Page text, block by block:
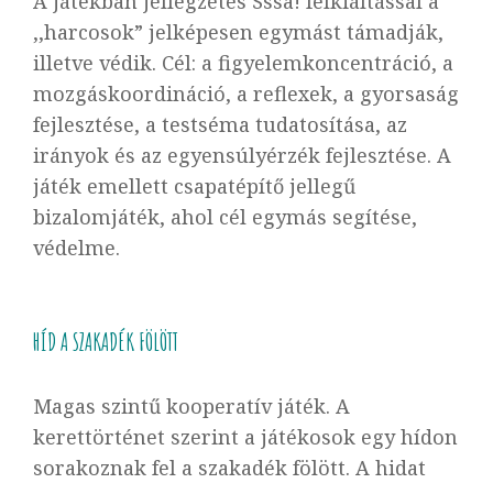
,,harcosok” jelképesen egymást támadják,
illetve védik. Cél: a figyelemkoncentráció, a
mozgáskoordináció, a reflexek, a gyorsaság
fejlesztése, a testséma tudatosítása, az
irányok és az egyensúlyérzék fejlesztése. A
játék emellett csapatépítő jellegű
bizalomjáték, ahol cél egymás segítése,
védelme.
HÍD A SZAKADÉK FÖLÖTT
Magas szintű kooperatív játék. A
kerettörténet szerint a játékosok egy hídon
sorakoznak fel a szakadék fölött. A hidat